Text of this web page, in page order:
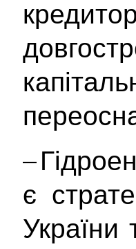
–
є
України